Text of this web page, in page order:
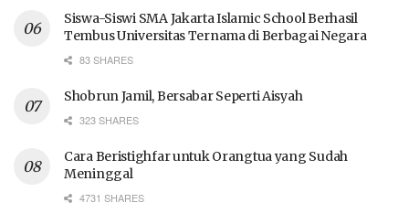
Siswa-Siswi SMA Jakarta Islamic School Berhasil
Tembus Universitas Ternama di Berbagai Negara
83 SHARES
Shobrun Jamil, Bersabar Seperti Aisyah
323 SHARES
Cara Beristighfar untuk Orangtua yang Sudah
Meninggal
4731 SHARES